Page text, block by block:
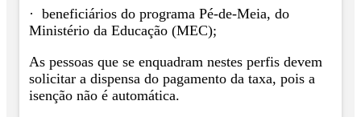
· beneficiários do programa Pé-de-Meia, do
Ministério da Educação (MEC);
As pessoas que se enquadram nestes perfis devem
solicitar a dispensa do pagamento da taxa, pois a
isenção não é automática.